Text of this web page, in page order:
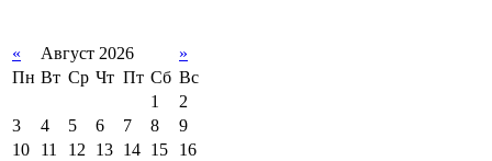
« Август 2026
»
Пн Вт Ср Чт Пт Сб Вс
1
2
3
4 5 6 7 8
9
10
11 12 13 14 15
16